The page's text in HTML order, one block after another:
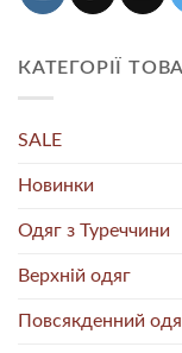
КАТЕГОРІЇ
SALE
Новинки
Одяг з Туреччини
Верхній одяг
Повсякденний